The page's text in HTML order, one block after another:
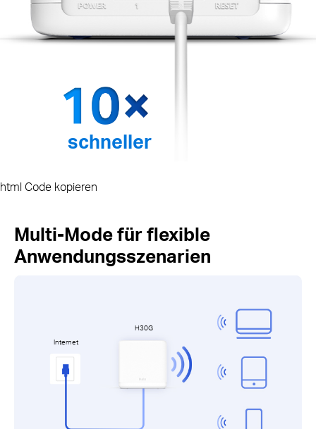
schneller
html Code kopieren
Multi-Mode für flexible
Anwendungsszenarien
Internet
H30G